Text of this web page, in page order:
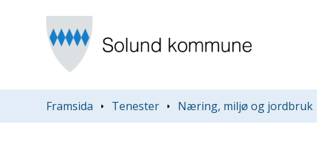
Du er her:
Framsida Tenester Næring, miljø og jordbruk